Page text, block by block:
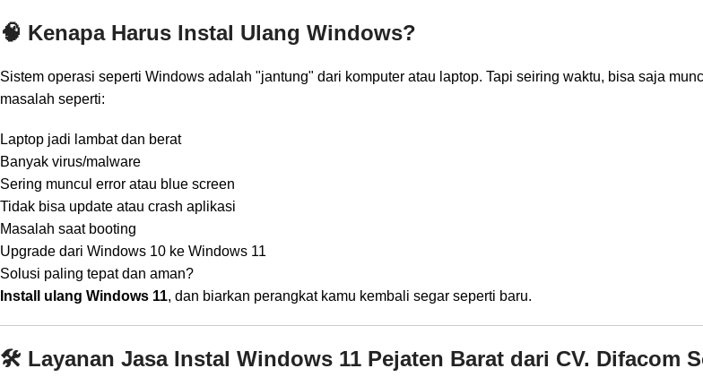
🧠 Kenapa Harus Instal Ulang Windows?
Sistem operasi seperti Windows adalah "jantung" dari komputer atau laptop. Tapi seiring waktu, bisa saja
masalah seperti:
Laptop jadi lambat dan berat
Banyak virus/malware
Sering muncul error atau blue screen
Tidak bisa update atau crash aplikasi
Masalah saat booting
Upgrade dari Windows 10 ke Windows 11
Solusi paling tepat dan aman?
Install ulang Windows 11, dan biarkan perangkat kamu kembali segar seperti baru.
🛠️ Layanan Jasa Instal Windows 11 Pejaten Barat dari CV. Difacom